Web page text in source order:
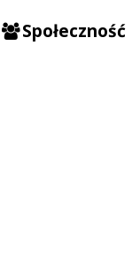
Społeczność